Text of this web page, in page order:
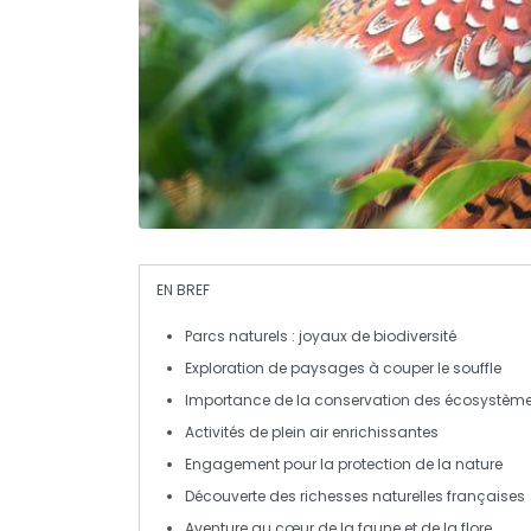
EN BREF
Parcs naturels : joyaux debiodiversité
Exploration de paysages à couper le souffle
Importance de la conservation des
Activités de plein air enrichissantes
Engagement pour la protection de la nature
Découverte des richesses naturelles françaises